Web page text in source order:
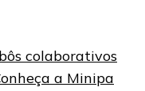
colaborativos
a Minipa